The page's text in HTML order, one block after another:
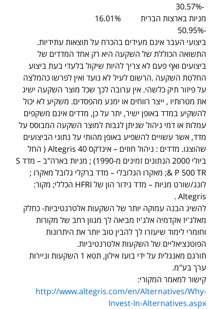
-30.57%
-50.95%
ביצועי העבר אינם מעידים בהכרח על תוצאות עתידיות.
התשואה הכוללת של השקעה היא רק אחד המדדים של
ביצועים ואף פעם לא צריך להיות שיקול בלעדי בעת ביצוע
החלטת השקעה .הרשום לעיל לא נועד ואין לפרשו כהמלצה
על פיזור תיק כלשהי. אין ערובה לכך שכל מוצר השקעה ישיג
את מטרותיו , ייצר רווחים או ימנע מהפסדים. משקיע לא יכול
להשקיע במדד באופן ישיר, יתר על כן, מדדים אינם משקפים
עמלות או דמי ניהול שניתן לגבות למוצר השקעה המבוסס על
מדד, אשר עשויים להשפיע באופן מהותי על נתוני הביצועים
שהוצגו. מדדים : ניהול חוזים – אינדקס Altegris 40 ( החל
ביולי 2000 הנתונים זמינים מ-1990) ; מניות בארה"ב – מדד S
& P 500 TR; מאקרו הגלובלי – מדד ברקלי גלובל מאקרו ;
לונג/שורט מניות – מדד גידור הון של HFRI הכללי; מקור:
Altegris .
להשיג הבנה עמוקה יותר של השקעות אלטרנטיביות- כחלק
מאלג'יז אקדמיה אלג'יז מביאה לך מגוון רחב של מקורות
וחומרי לימוד שיעזרו לך להבין טוב יותר את היתרונות
הפוטנציאליים של השקעות אלטרנטיביות.
תורגם מאנגלית על ידי בועז אילון, תטא 1 השקעות וניירות
ערך בע"מ.
קישור למאמר המקורי:
http://www.altegris.com/en/Alternatives/Why-
Invest-In-Alternatives.aspx